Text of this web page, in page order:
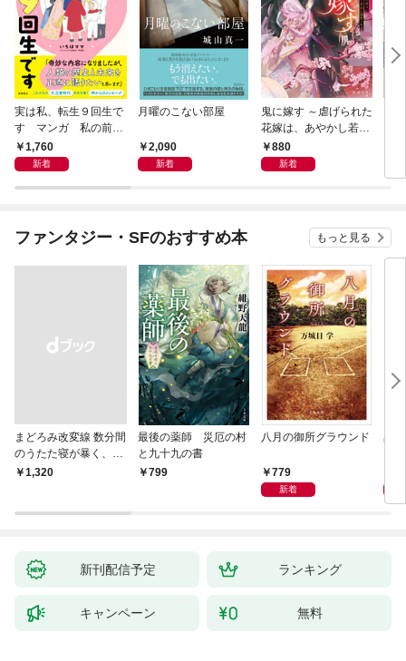
実は私、転生９回生で
す マンガ 私の前世
物語1,760
新着
月曜のこない部屋
2,090
新着
鬼に嫁す ～虐げられた
花嫁は、あやかし若頭
に溺愛される～
880
新着
ファンタジー・SFのおすすめ本 もっと見る
まどろみ改変線 数分間
のうたた寝が暴く、18
0度反転した世界の謎
￥1,320
最後の薬師 災厄の村
と九十九の書
799
八月の御所グラウンド
779
新着
黒
新刊配信予定 ランキング
キャンペーン 無料